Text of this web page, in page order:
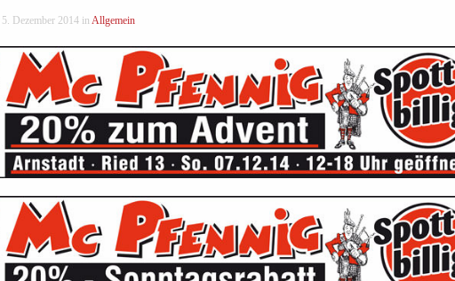
5. Dezember 2014 in Allgemein